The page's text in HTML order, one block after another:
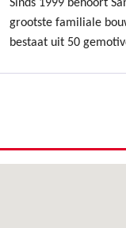
Sinds 1999 behoort
grootste familiale
bestaat uit 50